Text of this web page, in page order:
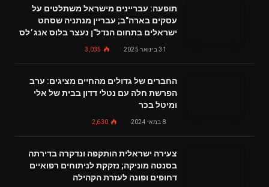
תופעה: עבריינים מישראל משתלטים על
עסקים בארה"ב; עבריין מנתניה שסחט
ישראלים בתחום הנדל"ן נעצר בלוס אנג׳לס
31 בינואר 2025 3,035
החברים של גדולים מהחיים מציגים: ערב
הפרשת חלה עם נטלי דדון בבית של אלי
ומיטל בכר
8 במאי 2024 2,630
צעירה ישראלית הותקפה ונדקרה בדירתה
בסנטה מוניקה; נזקקת לניתוחים רפואיים
דחופים ופונה לעזרת הקהילה